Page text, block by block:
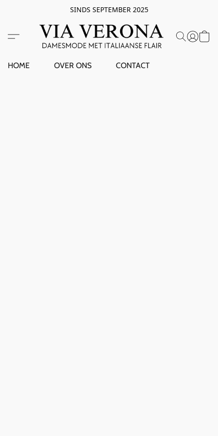
SINDS SEPTEMBER 2025
HOME OVER ONS CONTACT